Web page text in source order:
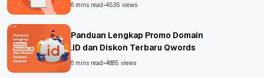
6 mins read•4535 views
Panduan Lengkap Promo Domain
.ID dan Diskon Terbaru Qwords
6 mins read•4885 views